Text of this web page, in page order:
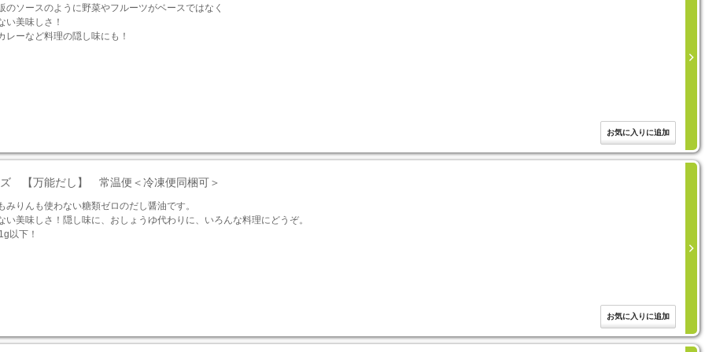
ソースのように野菜やフルーツがベースではなく
い美味しさ！
ーなど料理の隠し味にも！
ズ 【万能だし】 常温便＜冷凍便同梱可＞
りんも使わない糖類ゼロのだし醤油です。
美味しさ！隠し味に、おしょうゆ代わりに、いろんな料理にどうぞ。
以下！